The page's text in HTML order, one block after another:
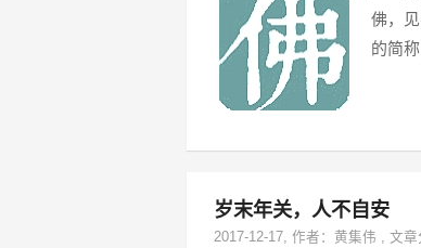
佛，
的简
岁末年关，人不自安
2017-12-17, 作者： 黄集伟 , 文章